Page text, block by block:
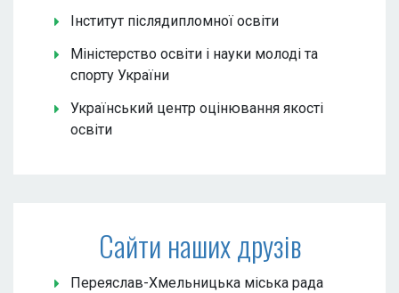
Інститут післядипломної освіти
Міністерство освіти і науки молоді та
спорту України
Український центр оцінювання якості
освіти
Сайти наших друзів
Переяслав-Хмельницька міська рада